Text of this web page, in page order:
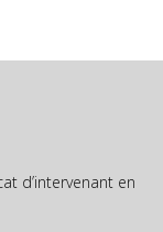
d’intervenant en